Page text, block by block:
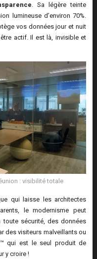
. Sa légère teinte
lumineuse d’environ 70%.
vos données jour et nuit
actif. Il est là, invisible et
: visibilité totale
qui laisse les architectes
le modernisme peut
toute sécurité, des données
des visiteurs malveillants ou
qui est le seul produit de
y croire !